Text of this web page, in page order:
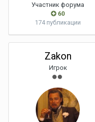
Участник форума
60
174 публикации
Zakon
Игрок